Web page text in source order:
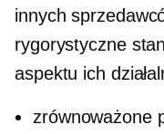
innych
rygorystyczne
aspektu ich
zrównoważone